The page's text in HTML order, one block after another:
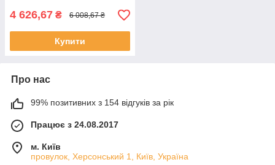
4 626,67 ₴ 6 008,67 ₴
Купити
Про нас
99% позитивних з 154 відгуків за рік
Працює з 24.08.2017
м. Київ
провулок, Херсонський 1, Київ, Україна